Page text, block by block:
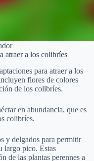
atraer a los colibríes
para atraer a los
flores de colores
de los colibríes.
en abundancia, que es
colibríes.
y delgados para permitir
largo pico. Estas
de las plantas perennes a